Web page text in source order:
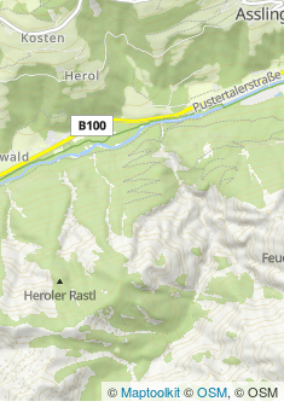
©Maptoolkit©OSM, © OSM